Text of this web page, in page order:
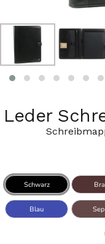
Leder
Schwarz
Blau